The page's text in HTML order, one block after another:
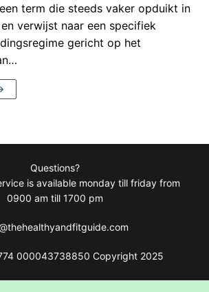
term die steeds vaker opduikt in
verwijst naar een specifiek
gericht op het
Questions?
is available monday till friday from
0900 am till 1700 pm
000043738850 Copyright 2025